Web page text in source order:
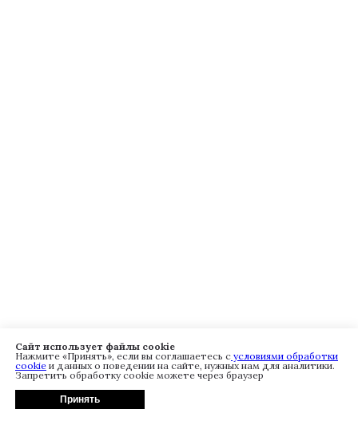
Сайт использует файлы cookie
Нажмите «Принять», если вы соглашаетесь с условиями обработки
cookie и данных о поведении на сайте, нужных нам для аналитики.
Запретить обработку cookie можете через браузер
Принять